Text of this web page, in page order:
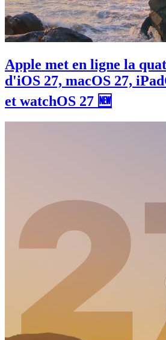
Apple met en ligne la
d'iOS 27, macOS 27,
et watchOS 27 🆕